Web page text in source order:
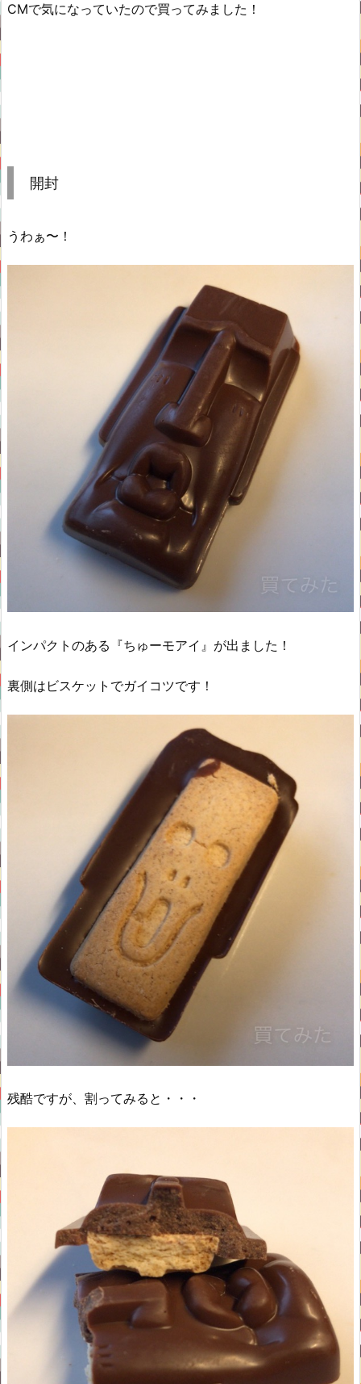
CMで気になっていたので買ってみました！
開封
うわぁ〜！
インパクトのある『ちゅーモアイ』が出ました！
裏側はビスケットでガイコツです！
残酷ですが、割ってみると・・・